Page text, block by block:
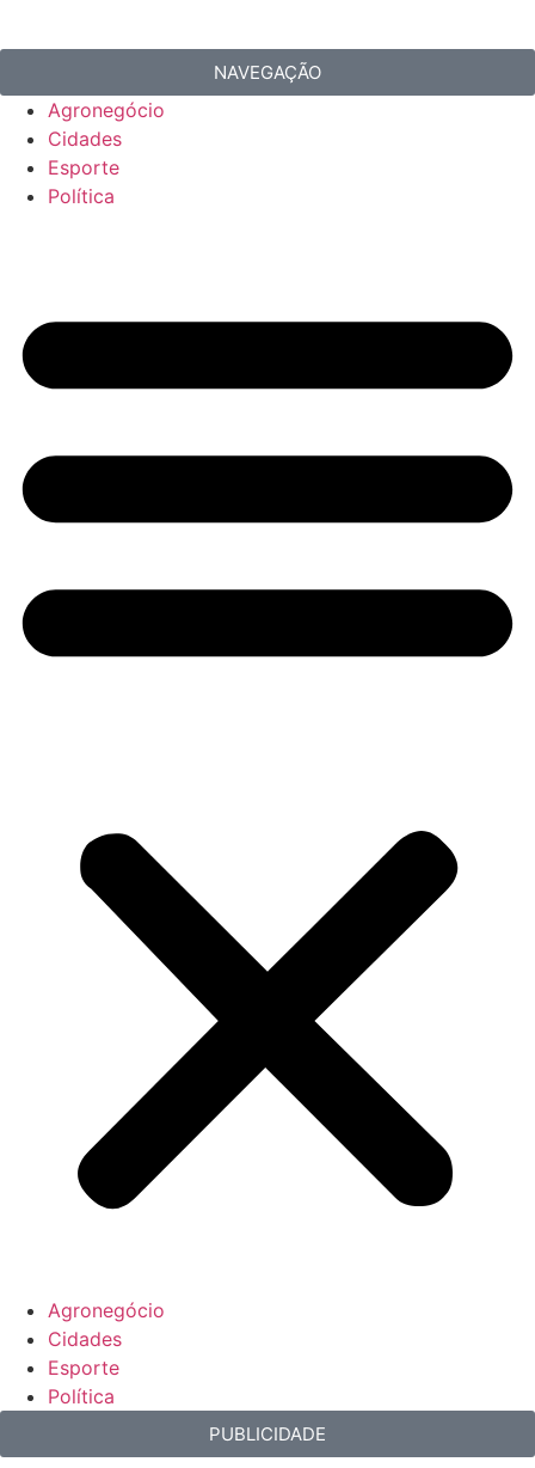
NAVEGAÇÃO
Agronegócio
Cidades
Esporte
Política
Agronegócio
Cidades
Esporte
Política
PUBLICIDADE